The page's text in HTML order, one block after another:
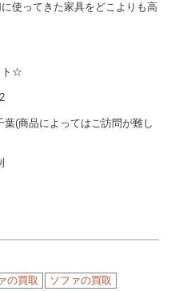
使ってきた家具をどこよりも高
ト☆
(商品によってはご訪問が難し
の買取
ソファの買取